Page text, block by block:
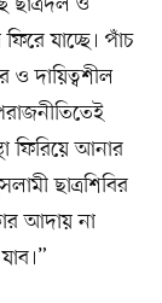
যাচ্ছে। পাঁচ
দায়িত্বশীল
ফিরিয়ে আনার
ছাত্রশিবির
আদায় না